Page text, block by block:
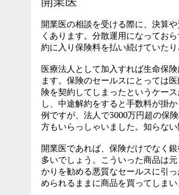
開業医の相談を受ける際に、決算
くあります。分散運用になってお
約に入り保険料を払い続けていた
医療法人として加入すれば生命保
ます。保険のセールスにとっては
険を契約してしまったというケー
し、中途解約をすると手数料が掛
例ですが、法人で3000万円超の保
方もいらっしゃいました。知らな
開業医であれば、保険だけでなく
多いでしょう。こういった商品は
かりを勧める悪質なセールスに引
められるままに商品を買ってしま